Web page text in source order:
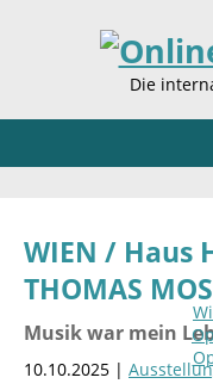
Die
WIEN / Haus
THOMAS
Musik war mein
10.10.2025 |